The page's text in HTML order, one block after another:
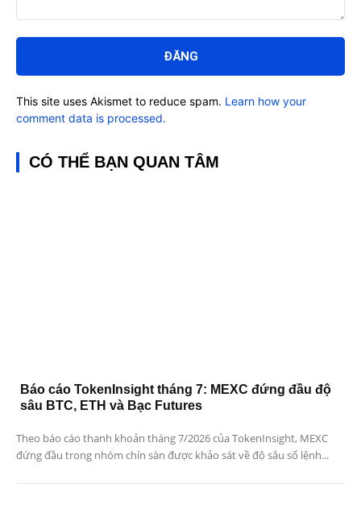
luận:
This site uses Akismet to reduce spam. Learn how your
comment data is processed.
CÓ THỂ BẠN QUAN TÂM
Báo cáo TokenInsight tháng 7: MEXC đứng đầu độ
sâu BTC, ETH và Bạc Futures
Theo báo cáo thanh khoản tháng 7/2026 của TokenInsight, MEXC
đứng đầu trong nhóm chín sàn được khảo sát về độ sâu sổ lệnh...